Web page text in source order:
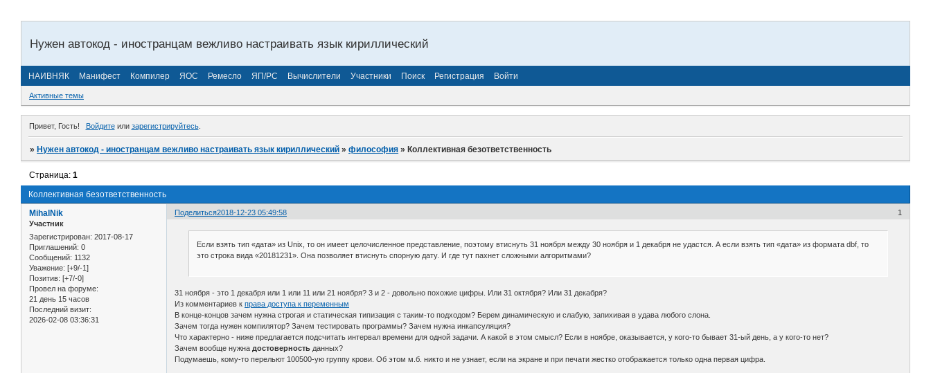
Нужен автокод - иностранцам вежливо настраивать язык кириллический
НАИВНЯК Манифест Компилер ЯОС Ремесло ЯП/РС Вычислители Участники Поиск Регистрация Войти
Активные темы
Привет, Гость! Войдитеили зарегистрируйтесь.
»Нужен автокод - иностранцам вежливо настраивать язык кириллический »философия »Коллективная безответственность
Коллективная безответственность
Страница:1
Поделиться 1
2018-12-23 05:49:58
MihalNik
Участник
Зарегистрирован: 2017-08-17
Приглашений: 0
Сообщений: 1132
Уважение: [+9/-1]
Позитив: [+7/-0]
Провел на форуме:
21 день 15 часов
Последний визит:
2026-02-08 03:36:31
Если взять тип «дата» из Unix, то он имеет целочисленное представление, поэтому втиснуть 31 ноября между 30 ноября и 1 декабря не удастся. А если взять тип «дата» из формата dbf, то
это строка вида «20181231». Она позволяет втиснуть спорную дату. И где тут пахнет сложными алгоритмами?
31 ноября - это 1 декабря или 1 или 11 или 21 ноября? 3 и 2 - довольно похожие цифры. Или 31 октября? Или 31 декабря?
Из комментариев кправа доступа к переменным
В конце-концов зачем нужна строгая и статическая типизация с таким-то подходом? Берем динамическую и слабую, запихивая в удава любого слона.
Зачем тогда нужен компилятор? Зачем тестировать программы? Зачем нужна инкапсуляция?
Что характерно - ниже предлагается подсчитать интервал времени для одной задачи. А какой в этом смысл? Если в ноябре, оказывается, у кого-то бывает 31-ый день, а у кого-то нет?
Зачем вообще нужна достоверность данных?
Подумаешь, кому-то перельют 100500-ую группу крови. Об этом м.б. никто и не узнает, если на экране и при печати жестко отображается только одна первая цифра.